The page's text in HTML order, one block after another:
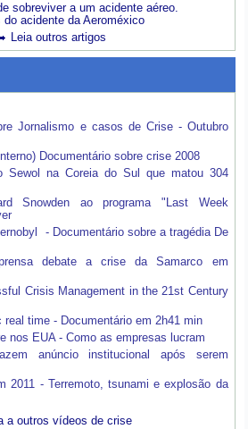
sobreviver a um acidente aéreo.
acidente da Aeroméxico
Leia outros artigos
Jornalismo e casos de Crise - Outubro
Documentário sobre crise 2008
Sewol na Coreia do Sul que matou 304
Snowden ao programa "Last Week
- Documentário sobre a tragédia De
debate a crise da Samarco em
Crisis Management in the 21st Century
real time - Documentário em 2h41 min
nos EUA - Como as empresas lucram
anúncio institucional após serem
2011 - Terremoto, tsunami e explosão da
a outros vídeos de crise